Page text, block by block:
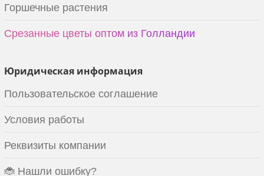
Горшечные растения
Срезанные цветы оптом из Голландии
Юридическая информация
Пользовательское соглашение
Условия работы
Реквизиты компании
🐞 Нашли ошибку?